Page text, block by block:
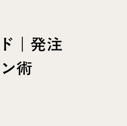
｜発注
術